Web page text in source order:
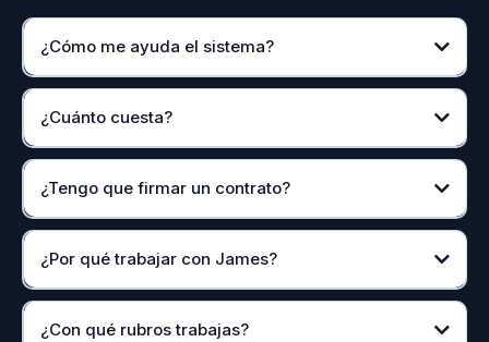
¿Cómo me ayuda el sistema?
¿Cuánto cuesta?
¿Tengo que firmar un contrato?
¿Por qué trabajar con James?
¿Con qué rubros trabajas?